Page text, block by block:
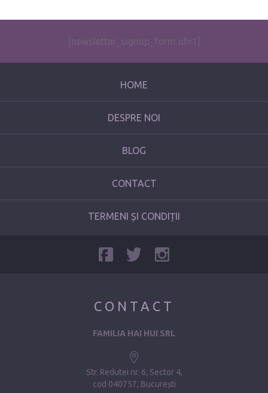
[newsletter_signup_form id=1]
HOME
DESPRE NOI
BLOG
CONTACT
TERMENI ȘI CONDIȚII
CONTACT
FAMILIA HAI HUI SRL
Str. Redutei nr. 6, Sector 4
cod 040757, București